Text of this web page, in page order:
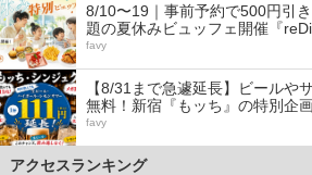
8/10〜19｜事前予約で500円引
題の夏休みビュッフェ開催『
favy
【8/31まで急遽延長】ビールや
無料！新宿『もッち』の特別企
favy
アクセスランキング